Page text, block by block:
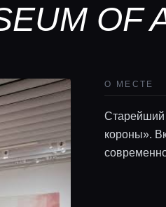
OF
О МЕСТЕ
Старейший
короны».